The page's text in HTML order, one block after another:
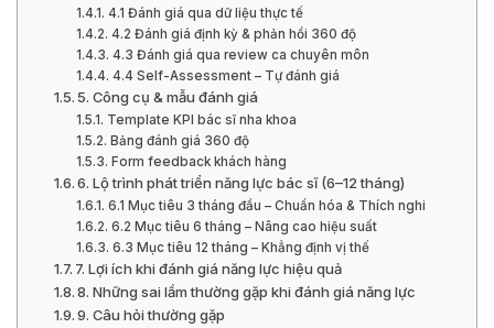
4.1 Đánh giá qua dữ liệu thực tế
4.2 Đánh giá định kỳ & phản hồi 360 độ
4.3 Đánh giá qua review ca chuyên môn
4.4 Self-Assessment – Tự đánh giá
5. Công cụ & mẫu đánh giá
Template KPI bác sĩ nha khoa
Bảng đánh giá 360 độ
Form feedback khách hàng
6. Lộ trình phát triển năng lực bác sĩ (6–12 tháng)
6.1 Mục tiêu 3 tháng đầu – Chuẩn hóa & Thích nghi
6.2 Mục tiêu 6 tháng – Nâng cao hiệu suất
6.3 Mục tiêu 12 tháng – Khẳng định vị thế
7. Lợi ích khi đánh giá năng lực hiệu quả
8. Những sai lầm thường gặp khi đánh giá năng lực
9. Câu hỏi thường gặp